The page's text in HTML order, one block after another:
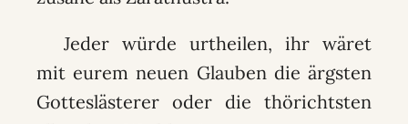
Jeder würde urtheilen, ihr wäret
mit eurem neuen Glauben die ärgsten
Gotteslästerer oder die thörichtsten